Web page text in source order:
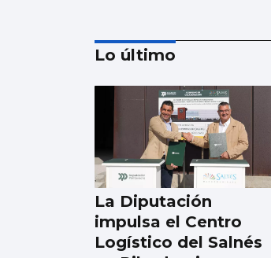
La planta de chips
fotónicos Sparc
moviliza 110 millones
Lo último
La Diputación
impulsa el Centro
Logístico del Salnés